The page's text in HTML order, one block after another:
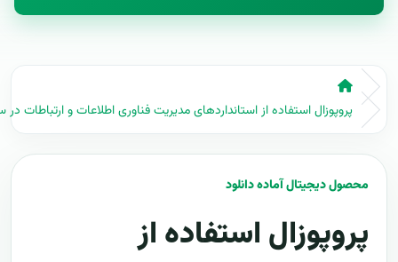
پروپوزال استفاده از استانداردهای مدیریت فناوری اطلاعات و ارتباطات در
محصول دیجیتال آماده دانلود
پروپوزال استفاده از